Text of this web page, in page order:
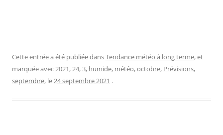
Cette entrée a été publiée dansTendance météo à long terme, et
marquée avec2021,24,3, humide, météo,octobre, Prévisions,
septembre, le24 septembre 2021 .